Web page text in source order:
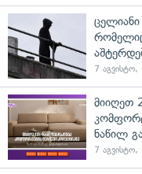
რომელიც
7
მიიღეთ
ნაწილ
7